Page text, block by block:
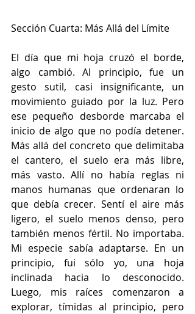
Sección Cuarta: Más Allá del Límite
El día que mi hoja cruzó el borde,
algo cambió. Al principio, fue un
gesto sutil, casi insignificante, un
movimiento guiado por la luz. Pero
ese pequeño desborde marcaba el
inicio de algo que no podía detener.
Más allá del concreto que delimitaba
el cantero, el suelo era más libre,
más vasto. Allí no había reglas ni
manos humanas que ordenaran lo
que debía crecer. Sentí el aire más
ligero, el suelo menos denso, pero
también menos fértil. No importaba.
Mi especie sabía adaptarse. En un
principio, fui sólo yo, una hoja
inclinada hacia lo desconocido.
Luego, mis raíces comenzaron a
explorar, tímidas al principio, pero